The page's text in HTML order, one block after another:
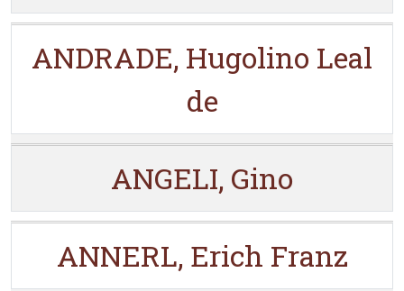
ANDRADE, Hugolino Leal
de
ANGELI, Gino
ANNERL, Erich Franz